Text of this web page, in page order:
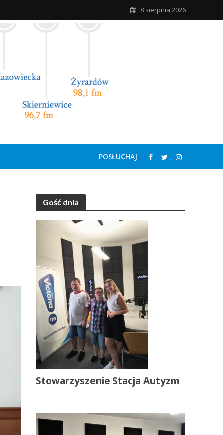
8 sierpnia 2026
POSŁUCHAJ
Gość dnia
Stowarzyszenie Stacja Autyzm